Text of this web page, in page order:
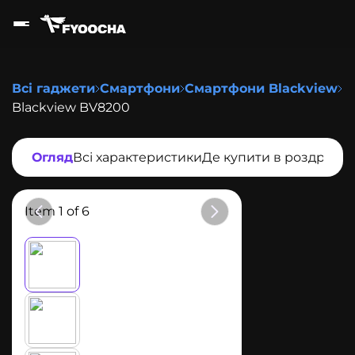
Всі гаджети Смартфони Смартфони Blackview
Blackview BV8200
ОглядВсі характеристикиДе купити в роздріб
Item 1 of 6